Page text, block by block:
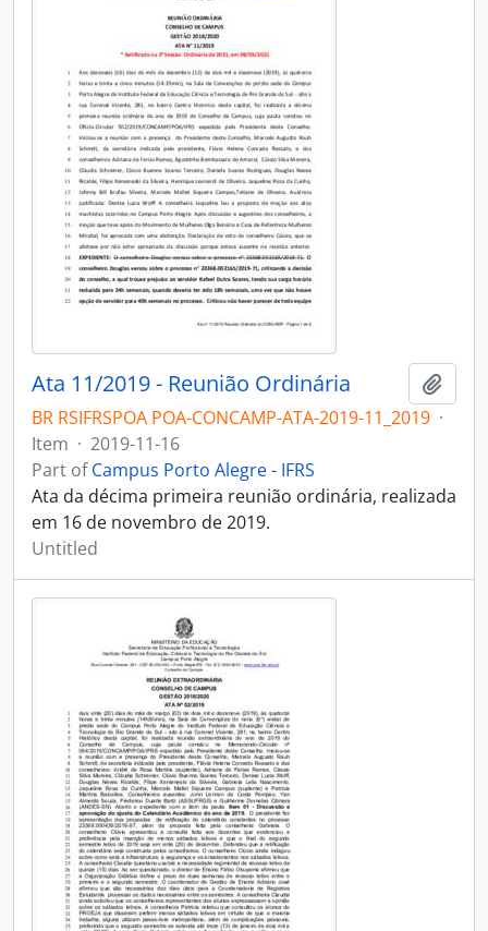
Ata 11/2019 - Reunião Ordinária
BR RSIFRSPOA POA-CONCAMP-ATA-2019-11_2019 ·
Item · 2019-11-16
Part ofCampus Porto Alegre - IFRS
Ata da décima primeira reunião ordinária, realizada
em 16 de novembro de 2019.
Untitled